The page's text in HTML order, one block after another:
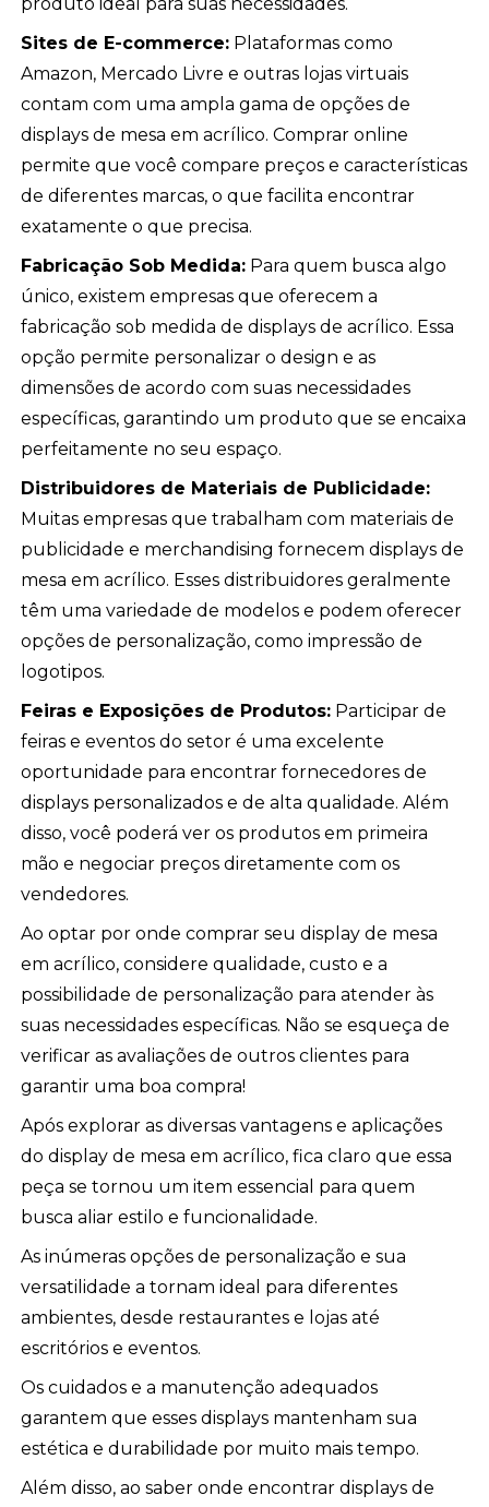
Sites de E-commerce: Plataformas como
Amazon, Mercado Livre e outras lojas virtuais
contam com uma ampla gama de opções de
displays de mesa em acrílico. Comprar online
permite que você compare preços e características
de diferentes marcas, o que facilita encontrar
exatamente o que precisa.
Fabricação Sob Medida: Para quem busca algo
único, existem empresas que oferecem a
fabricação sob medida de displays de acrílico. Essa
opção permite personalizar o design e as
dimensões de acordo com suas necessidades
específicas, garantindo um produto que se encaixa
perfeitamente no seu espaço.
Distribuidores de Materiais de Publicidade:
Muitas empresas que trabalham com materiais de
publicidade e merchandising fornecem displays de
mesa em acrílico. Esses distribuidores geralmente
têm uma variedade de modelos e podem oferecer
opções de personalização, como impressão de
logotipos.
Feiras e Exposições de Produtos: Participar de
feiras e eventos do setor é uma excelente
oportunidade para encontrar fornecedores de
displays personalizados e de alta qualidade. Além
disso, você poderá ver os produtos em primeira
mão e negociar preços diretamente com os
vendedores.
Ao optar por onde comprar seu display de mesa
em acrílico, considere qualidade, custo e a
possibilidade de personalização para atender às
suas necessidades específicas. Não se esqueça de
verificar as avaliações de outros clientes para
garantir uma boa compra!
Após explorar as diversas vantagens e aplicações
do display de mesa em acrílico, fica claro que essa
peça se tornou um item essencial para quem
busca aliar estilo e funcionalidade.
As inúmeras opções de personalização e sua
versatilidade a tornam ideal para diferentes
ambientes, desde restaurantes e lojas até
escritórios e eventos.
Os cuidados e a manutenção adequados
garantem que esses displays mantenham sua
estética e durabilidade por muito mais tempo.
Além disso, ao saber onde encontrar displays de